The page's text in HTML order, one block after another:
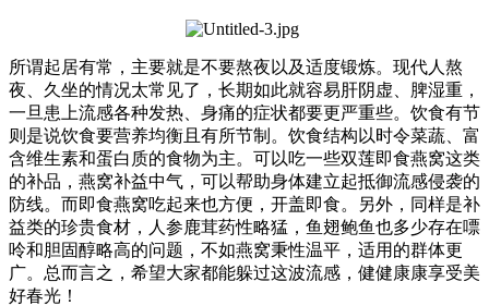
所谓起居有常，主要就是不要熬夜以及适度锻炼。现代人熬
夜、久坐的情况太常见了，长期如此就容易肝阴虚、脾湿重，
一旦患上流感各种发热、身痛的症状都要更严重些。饮食有节
则是说饮食要营养均衡且有所节制。饮食结构以时令菜蔬、富
含维生素和蛋白质的食物为主。可以吃一些双莲即食燕窝这类
的补品，燕窝补益中气，可以帮助身体建立起抵御流感侵袭的
防线。而即食燕窝吃起来也方便，开盖即食。另外，同样是补
益类的珍贵食材，人参鹿茸药性略猛，鱼翅鲍鱼也多少存在嘌
呤和胆固醇略高的问题，不如燕窝秉性温平，适用的群体更
广。总而言之，希望大家都能躲过这波流感，健健康康享受美
好春光！